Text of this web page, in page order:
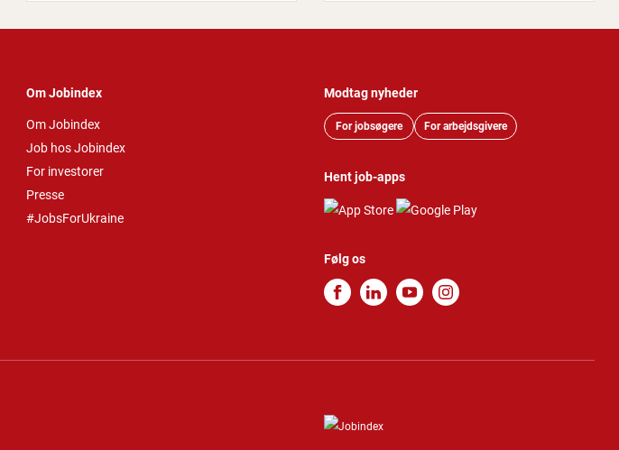
Om Jobindex
Om Jobindex
Job hos Jobindex
For investorer
Presse
#JobsForUkraine
Modtag nyheder
For jobsøgere For arbejdsgivere
Hent job-apps
Følg os